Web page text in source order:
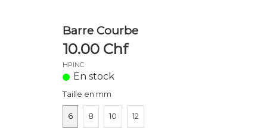
Barre Courbe
10.00 Chf
HPINC
En stock
Taille en mm
6 8 10 12